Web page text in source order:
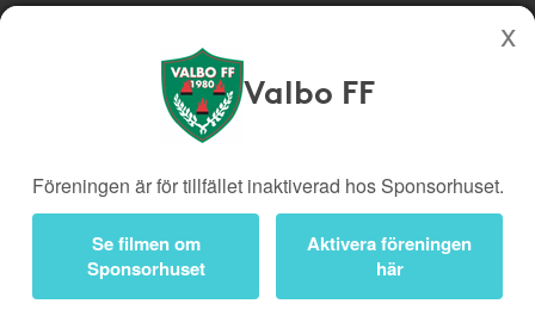
Köp genom denna sida stöttar Valbo FF
Presentkort
Kampanjer
Bli medlem
Logga in
Valbo FF
Föreningen är för tillfället inaktiverad hos Sponsorhuset.
Se filmen om
Sponsorhuset
Aktivera föreningen
här